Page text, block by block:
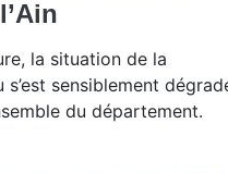
la situation de la
s’est sensiblement
du département.